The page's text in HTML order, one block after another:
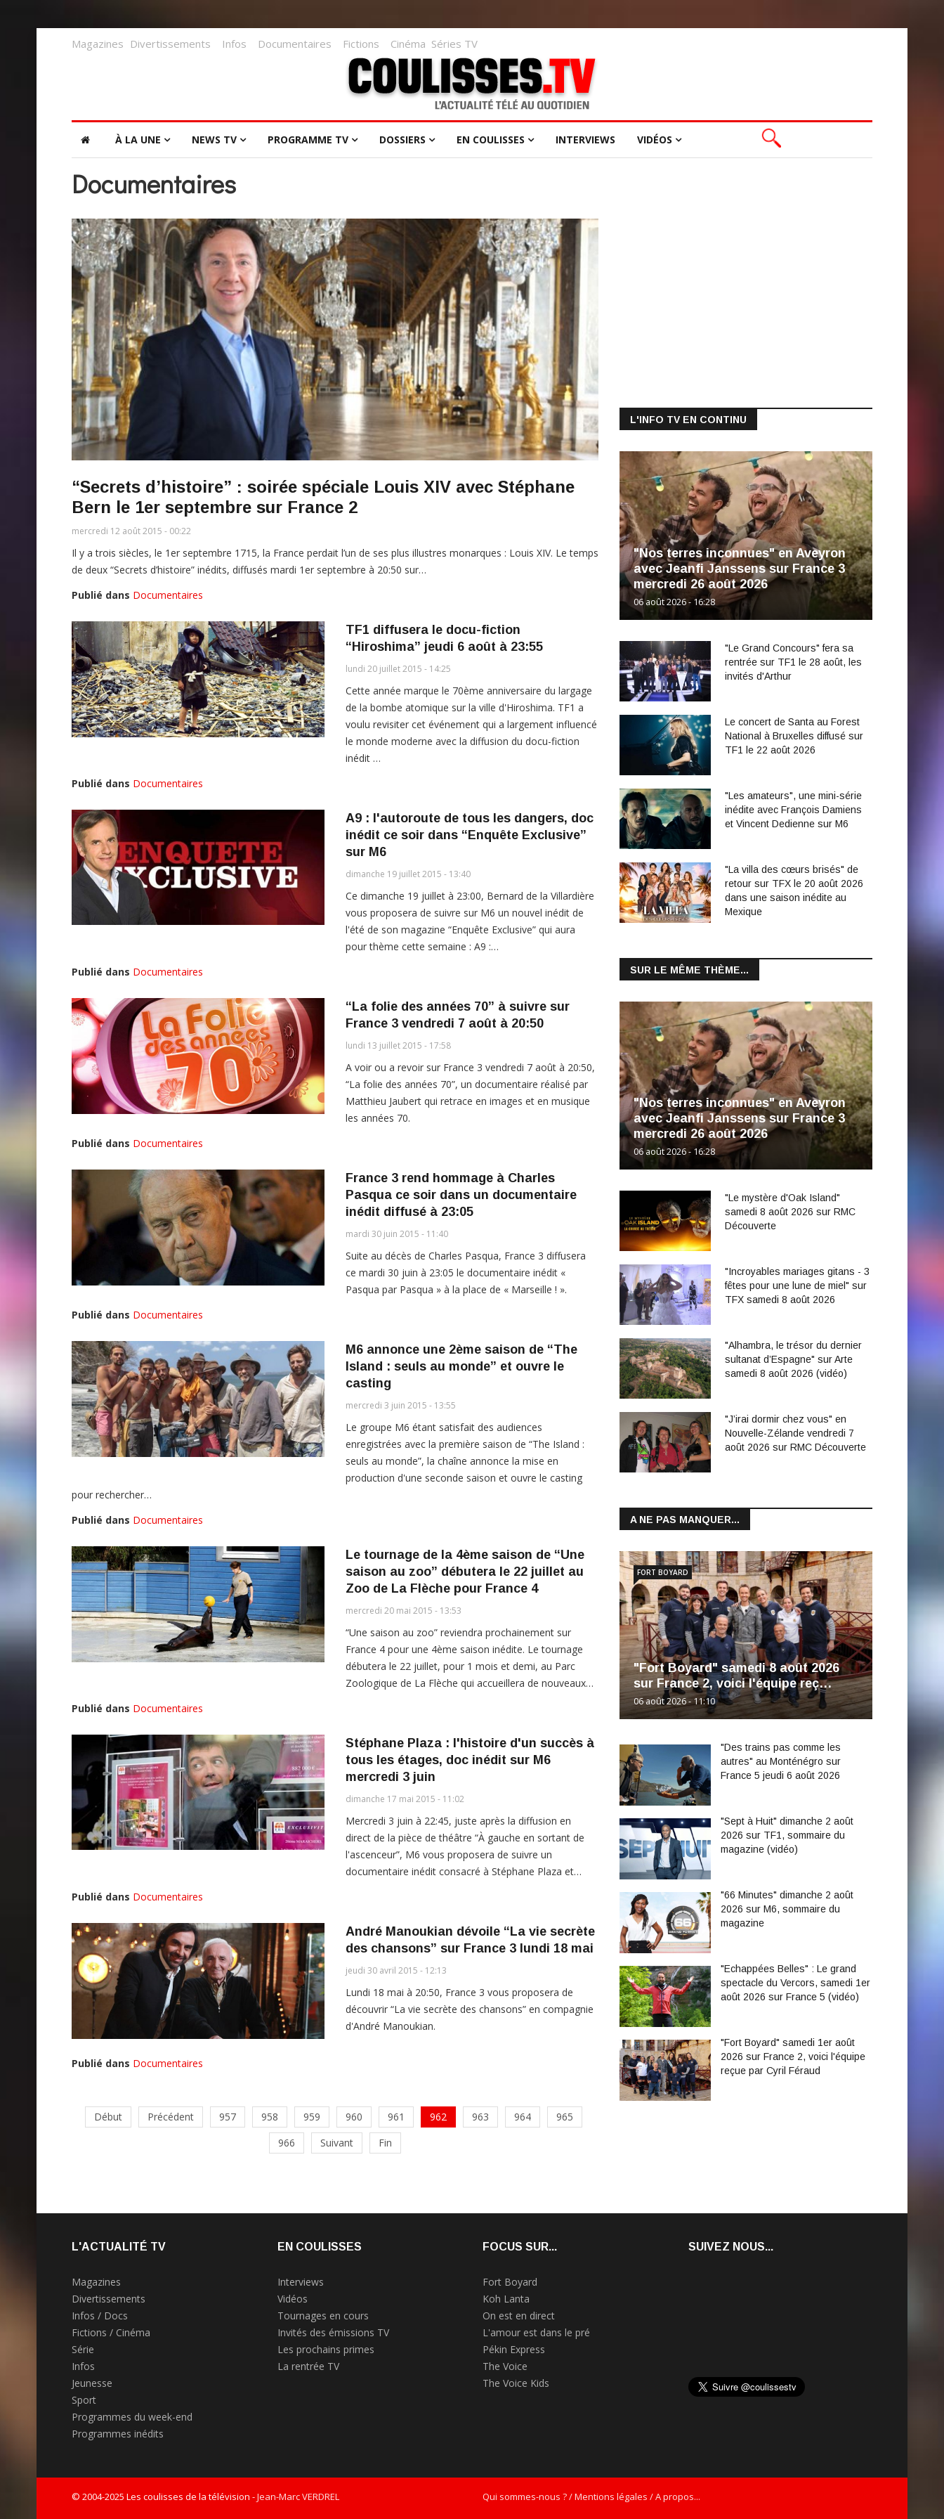
Magazines Divertissements Infos Documentaires Fictions Cinéma Séries TV
À LA UNE NEWS TV PROGRAMME TV DOSSIERS EN COULISSES INTERVIEWS VIDÉOS
Documentaires
“Secrets d’histoire” : soirée spéciale Louis XIV avec Stéphane
Bern le 1er septembre sur France 2
mercredi 12 août 2015 - 00:22
Il y a trois siècles, le 1er septembre 1715, la France perdait l’un de ses plus illustres monarques : Louis XIV. Le temps
de deux “Secrets d’histoire” inédits, diffusés mardi 1er septembre à 20:50 sur…
Publié dans Documentaires
TF1 diffusera le docu-fiction
“Hiroshima” jeudi 6 août à 23:55
lundi 20 juillet 2015 - 14:25
Cette année marque le 70ème anniversaire du largage
de la bombe atomique sur la ville d'Hiroshima. TF1 a
voulu revisiter cet événement qui a largement influencé
le monde moderne avec la diffusion du docu-fiction
inédit …
Publié dans Documentaires
A9 : l'autoroute de tous les dangers, doc
inédit ce soir dans “Enquête Exclusive”
sur M6
dimanche 19 juillet 2015 - 13:40
Ce dimanche 19 juillet à 23:00, Bernard de la Villardière
vous proposera de suivre sur M6 un nouvel inédit de
l'été de son magazine “Enquête Exclusive” qui aura
pour thème cette semaine : A9 :…
Publié dans Documentaires
“La folie des années 70” à suivre sur
France 3 vendredi 7 août à 20:50
lundi 13 juillet 2015 - 17:58
A voir ou a revoir sur France 3 vendredi 7 août à 20:50,
“La folie des années 70”, un documentaire réalisé par
Matthieu Jaubert qui retrace en images et en musique
les années 70.
Publié dans Documentaires
France 3 rend hommage à Charles
Pasqua ce soir dans un documentaire
inédit diffusé à 23:05
mardi 30 juin 2015 - 11:40
Suite au décès de Charles Pasqua, France 3 diffusera
ce mardi 30 juin à 23:05 le documentaire inédit «
Pasqua par Pasqua » à la place de « Marseille ! ».
Publié dans Documentaires
M6 annonce une 2ème saison de “The
Island : seuls au monde” et ouvre le
casting
mercredi 3 juin 2015 - 13:55
Le groupe M6 étant satisfait des audiences
enregistrées avec la première saison de “The Island :
seuls au monde”, la chaîne annonce la mise en
production d'une seconde saison et ouvre le casting
pour rechercher…
Publié dans Documentaires
Le tournage de la 4ème saison de “Une
saison au zoo” débutera le 22 juillet au
Zoo de La Flèche pour France 4
mercredi 20 mai 2015 - 13:53
“Une saison au zoo” reviendra prochainement sur
France 4 pour une 4ème saison inédite. Le tournage
débutera le 22 juillet, pour 1 mois et demi, au Parc
Zoologique de La Flèche qui accueillera de nouveaux…
Publié dans Documentaires
Stéphane Plaza : l'histoire d'un succès à
tous les étages, doc inédit sur M6
mercredi 3 juin
dimanche 17 mai 2015 - 11:02
Mercredi 3 juin à 22:45, juste après la diffusion en
direct de la pièce de théâtre “À gauche en sortant de
l'ascenceur”, M6 vous proposera de suivre un
documentaire inédit consacré à Stéphane Plaza et…
Publié dans Documentaires
André Manoukian dévoile “La vie secrète
des chansons” sur France 3 lundi 18 mai
jeudi 30 avril 2015 - 12:13
Lundi 18 mai à 20:50, France 3 vous proposera de
découvrir “La vie secrète des chansons” en compagnie
d'André Manoukian.
Publié dans Documentaires
Début Précédent 957 958 959 960 961 962 963 964
965
966
Suivant Fin
L'INFO TV EN CONTINU
"Nos terres inconnues" en Aveyron
avec Jeanfi Janssens sur France 3
mercredi 26 août 2026
06 août 2026 - 16:28
"Le Grand Concours" fera sa
rentrée sur TF1 le 28 août, les
invités d'Arthur
Le concert de Santa au Forest
National à Bruxelles diffusé sur
TF1 le 22 août 2026
"Les amateurs", une mini-série
inédite avec François Damiens
et Vincent Dedienne sur M6
"La villa des cœurs brisés" de
retour sur TFX le 20 août 2026
dans une saison inédite au
Mexique
SUR LE MÊME THÈME...
"Nos terres inconnues" en Aveyron
avec Jeanfi Janssens sur France 3
mercredi 26 août 2026
06 août 2026 - 16:28
"Le mystère d'Oak Island"
samedi 8 août 2026 sur RMC
Découverte
"Incroyables mariages gitans - 3
fêtes pour une lune de miel" sur
TFX samedi 8 août 2026
"Alhambra, le trésor du dernier
sultanat d’Espagne" sur Arte
samedi 8 août 2026 (vidéo)
"J’irai dormir chez vous" en
Nouvelle-Zélande vendredi 7
août 2026 sur RMC Découverte
A NE PAS MANQUER...
"Fort Boyard" samedi 8 août 2026
sur France 2, voici l'équipe reç…
06 août 2026 - 11:10
FORT BOYARD
"Des trains pas comme les
autres" au Monténégro sur
France 5 jeudi 6 août 2026
"Sept à Huit" dimanche 2 août
2026 sur TF1, sommaire du
magazine (vidéo)
"66 Minutes" dimanche 2 août
2026 sur M6, sommaire du
magazine
"Echappées Belles" : Le grand
spectacle du Vercors, samedi 1er
août 2026 sur France 5 (vidéo)
"Fort Boyard" samedi 1er août
2026 sur France 2, voici l'équipe
reçue par Cyril Féraud
L'ACTUALITÉ TV
Magazines
Divertissements
Infos / Docs
Fictions / Cinéma
Série
Infos
Jeunesse
Sport
Programmes du week-end
Programmes inédits
EN COULISSES
Interviews
Vidéos
Tournages en cours
Invités des émissions TV
Les prochains primes
La rentrée TV
FOCUS SUR...
Fort Boyard
Koh Lanta
On est en direct
L'amour est dans le pré
Pékin Express
The Voice
The Voice Kids
SUIVEZ NOUS...
© 2004-2025 Les coulisses de la télévision -Jean-Marc VERDREL Qui sommes-nous ? / Mentions légales / A propos...